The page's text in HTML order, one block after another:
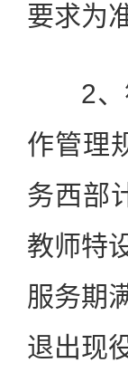
要求为
2、符
作管理
务西部
教师特
服务期
退出现